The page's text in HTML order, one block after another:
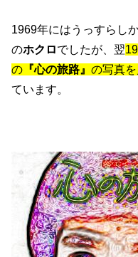
1969年にはうっすらし
のホクロでしたが、翌
の 『心の旅路』 の写真
ています。